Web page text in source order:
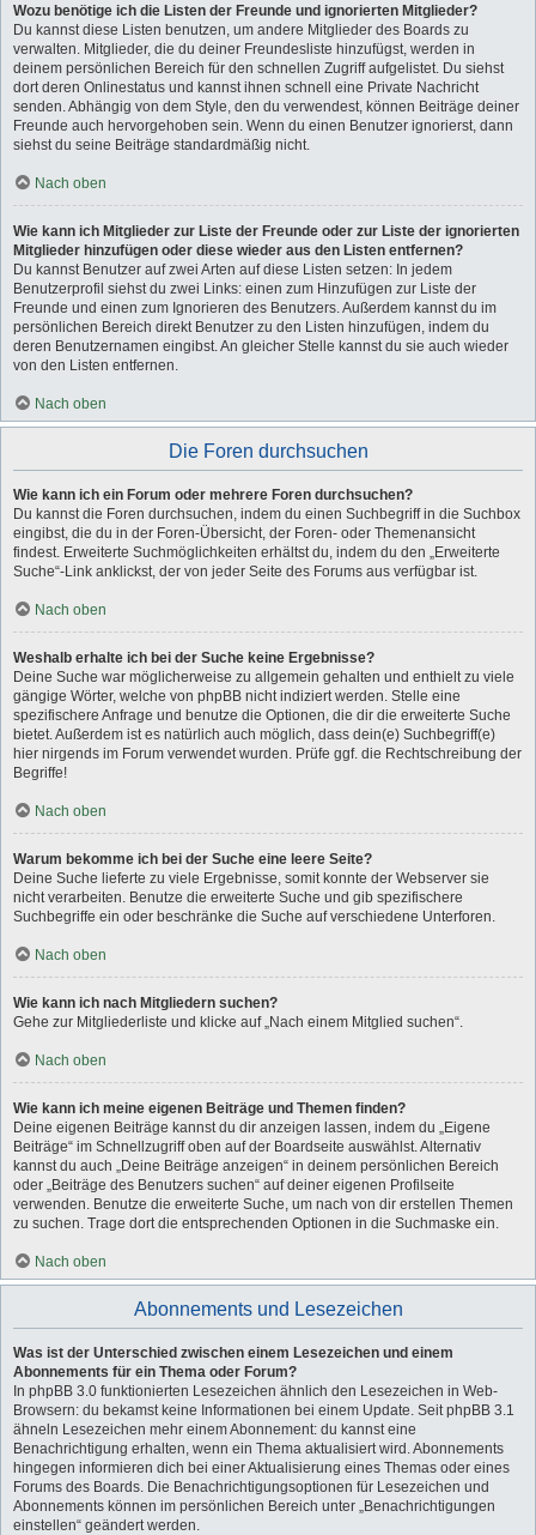
Wozu benötige ich die Listen der Freunde und ignorierten Mitglieder?
Du kannst diese Listen benutzen, um andere Mitglieder des Boards zu
verwalten. Mitglieder, die du deiner Freundesliste hinzufügst, werden in
deinem persönlichen Bereich für den schnellen Zugriff aufgelistet. Du siehst
dort deren Onlinestatus und kannst ihnen schnell eine Private Nachricht
senden. Abhängig von dem Style, den du verwendest, können Beiträge deiner
Freunde auch hervorgehoben sein. Wenn du einen Benutzer ignorierst, dann
siehst du seine Beiträge standardmäßig nicht.
Nach oben
Wie kann ich Mitglieder zur Liste der Freunde oder zur Liste der ignorierten
Mitglieder hinzufügen oder diese wieder aus den Listen entfernen?
Du kannst Benutzer auf zwei Arten auf diese Listen setzen: In jedem
Benutzerprofil siehst du zwei Links: einen zum Hinzufügen zur Liste der
Freunde und einen zum Ignorieren des Benutzers. Außerdem kannst du im
persönlichen Bereich direkt Benutzer zu den Listen hinzufügen, indem du
deren Benutzernamen eingibst. An gleicher Stelle kannst du sie auch wieder
von den Listen entfernen.
Nach oben
Die Foren durchsuchen
Wie kann ich ein Forum oder mehrere Foren durchsuchen?
Du kannst die Foren durchsuchen, indem du einen Suchbegriff in die Suchbox
eingibst, die du in der Foren-Übersicht, der Foren- oder Themenansicht
findest. Erweiterte Suchmöglichkeiten erhältst du, indem du den „Erweiterte
Suche“-Link anklickst, der von jeder Seite des Forums aus verfügbar ist.
Nach oben
Weshalb erhalte ich bei der Suche keine Ergebnisse?
Deine Suche war möglicherweise zu allgemein gehalten und enthielt zu viele
gängige Wörter, welche von phpBB nicht indiziert werden. Stelle eine
spezifischere Anfrage und benutze die Optionen, die dir die erweiterte Suche
bietet. Außerdem ist es natürlich auch möglich, dass dein(e) Suchbegriff(e)
hier nirgends im Forum verwendet wurden. Prüfe ggf. die Rechtschreibung der
Begriffe!
Nach oben
Warum bekomme ich bei der Suche eine leere Seite?
Deine Suche lieferte zu viele Ergebnisse, somit konnte der Webserver sie
nicht verarbeiten. Benutze die erweiterte Suche und gib spezifischere
Suchbegriffe ein oder beschränke die Suche auf verschiedene Unterforen.
Nach oben
Wie kann ich nach Mitgliedern suchen?
Gehe zur Mitgliederliste und klicke auf „Nach einem Mitglied suchen“.
Nach oben
Wie kann ich meine eigenen Beiträge und Themen finden?
Deine eigenen Beiträge kannst du dir anzeigen lassen, indem du „Eigene
Beiträge“ im Schnellzugriff oben auf der Boardseite auswählst. Alternativ
kannst du auch „Deine Beiträge anzeigen“ in deinem persönlichen Bereich
oder „Beiträge des Benutzers suchen“ auf deiner eigenen Profilseite
verwenden. Benutze die erweiterte Suche, um nach von dir erstellen Themen
zu suchen. Trage dort die entsprechenden Optionen in die Suchmaske ein.
Nach oben
Abonnements und Lesezeichen
Was ist der Unterschied zwischen einem Lesezeichen und einem
Abonnements für ein Thema oder Forum?
In phpBB 3.0 funktionierten Lesezeichen ähnlich den Lesezeichen in Web-
Browsern: du bekamst keine Informationen bei einem Update. Seit phpBB 3.1
ähneln Lesezeichen mehr einem Abonnement: du kannst eine
Benachrichtigung erhalten, wenn ein Thema aktualisiert wird. Abonnements
hingegen informieren dich bei einer Aktualisierung eines Themas oder eines
Forums des Boards. Die Benachrichtigungsoptionen für Lesezeichen und
Abonnements können im persönlichen Bereich unter „Benachrichtigungen
einstellen“ geändert werden.